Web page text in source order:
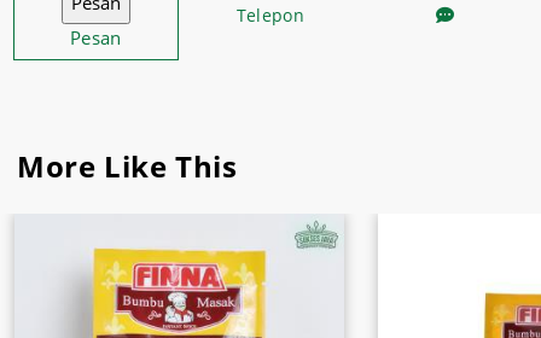
Pesan
Telepon
More Like This